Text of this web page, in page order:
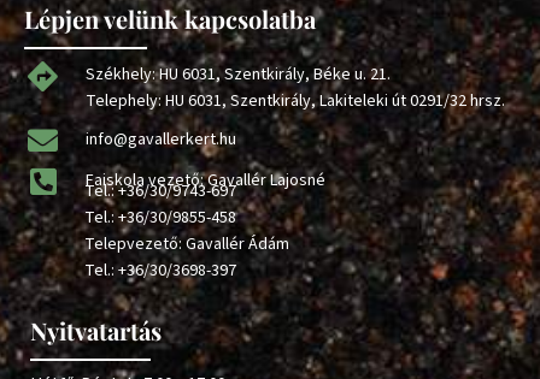
Lépjen velünk kapcsolatba
Székhely: HU 6031, Szentkirály, Béke u. 21.
Telephely: HU 6031, Szentkirály, Lakiteleki út 0291/32 hrsz.
info@gavallerkert.hu
Faiskola vezető: Gavallér Lajosné
Tel.:+36/30/9743-697
Tel.:+36/30/9855-458
Telepvezető: Gavallér Ádám
Tel.:+36/30/3698-397
Nyitvatartás